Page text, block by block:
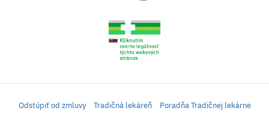
Odstúpiť od zmluvy Tradičná lekáreň Poradňa Tradičnej lekárne